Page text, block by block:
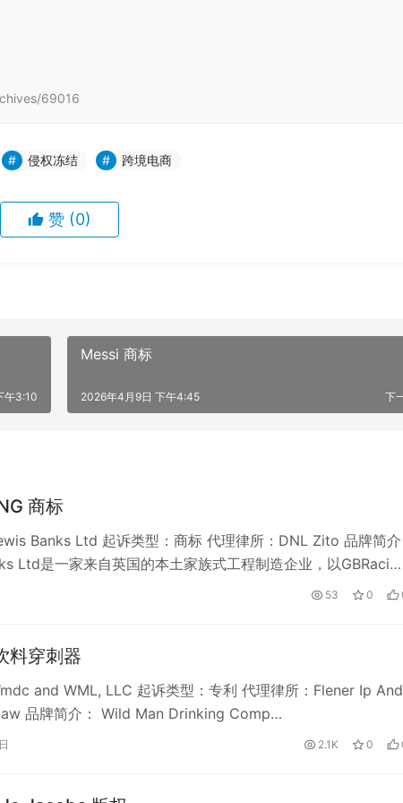
69016
侵权冻结 跨境电商
赞 (0)
午3:10
Messi 商标
下
2026年4月9日 下午4:45
商标
Banks Ltd 起诉类型：商标 代理律所：DNL Zito 品牌简
Ltd是一家来自英国的本土家族式工程制造企业，以GBRaci…
53 0
料穿刺器
and WML, LLC 起诉类型：专利 代理律所：Flener Ip And
品牌简介： Wild Man Drinking Comp…
2.1K 0